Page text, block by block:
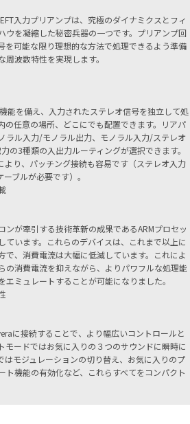
入力プリアンプは、究極のダイナミクスとフィ
ウを凝縮した秘密兵器の一つです。プリアンプ回
を可能な限り理想的な方法で処理できるよう準備
波数特性を実現します。
能を備え、入力されたステレオ信号を独立して処
の任意の場所、どこにでも配置できます。リアパ
ラル入力/モノラル出力、モノラル入力/ステレオ
の3種類の入出力ルーティングが選択できます。
より、パッチング接続も容易です（ステレオ入力
ブルが必要です）。
ンが牽引する技術革新の成果であるARMプロセッ
ています。これらのデバイスは、これまで以上に
で、消費電流は大幅に低減しています。これによ
の消費電流を抑えながら、よりパワフルな処理能
ミュレートすることが可能になりました。
に接続することで、より幅広いコントロールと
モードではお気に入りの３つのサウンドに瞬時に
はモジュレーションの切り替え、お気に入りのプ
ト機能の有効化など、これらすべてをコンパクト